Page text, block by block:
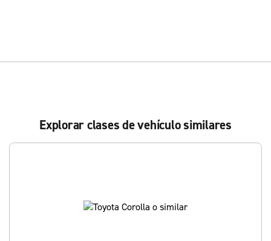
Explorar clases de vehículo similares